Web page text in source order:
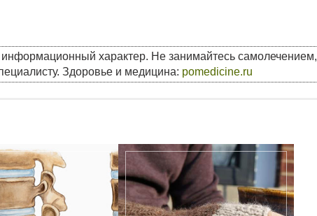
характер. Не занимайтесь самолечением,
Здоровье и медицина: pomedicine.ru